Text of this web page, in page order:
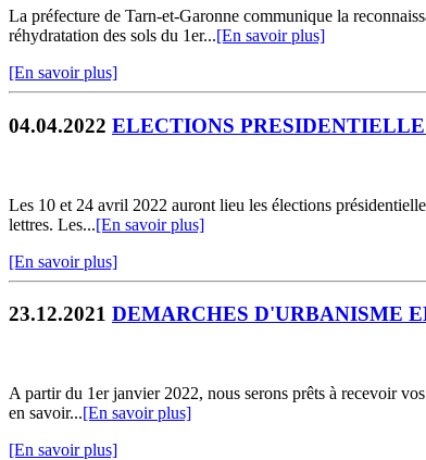
La préfecture de Tarn-et-Garonne communique la
réhydratation des sols du 1er...[En savoir plus]
[En savoir plus]
04.04.2022 ELECTIONS
Les 10 et 24 avril 2022 auront lieu les élections
lettres. Les...[En savoir plus]
[En savoir plus]
23.12.2021 DEMARCHES D'URBANISME
A partir du 1er janvier 2022, nous serons prêts à recevoir
en savoir...[En savoir plus]
[En savoir plus]